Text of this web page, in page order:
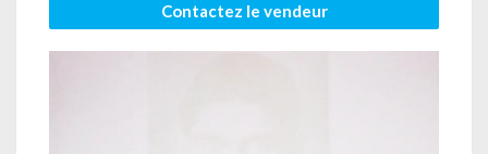
Contactez le vendeur